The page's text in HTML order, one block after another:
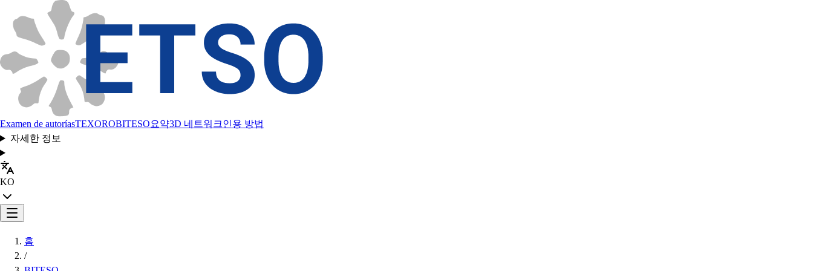
Examen de autoríasTEXOROBITESO요약3D 네트워크인용 방법
자세한 정보
KO
홈
/